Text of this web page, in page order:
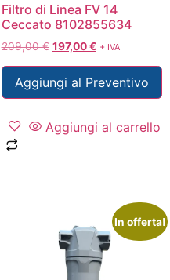
Filtro di Linea FV 14
Ceccato 8102855634
209,00€ 197,00€ + IVA
Aggiungi al Preventivo
Aggiungi al carrello
In offerta!